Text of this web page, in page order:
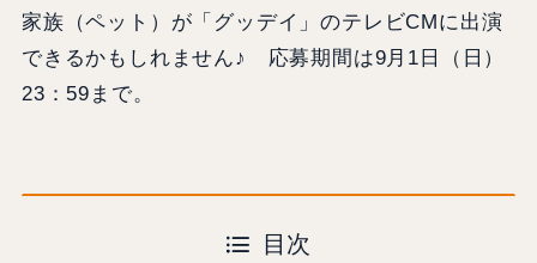
家族（ペット）が「グッデイ」のテレビCMに出演
できるかもしれません♪ 応募期間は9月1日（日）
23：59まで。
目次